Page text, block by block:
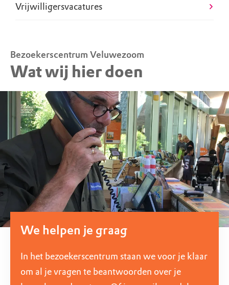
Vrijwilligersvacatures
Bezoekerscentrum Veluwezoom
Wat wij hier doen
We helpen je graag
In het bezoekerscentrum staan we voor je klaar
om al je vragen te beantwoorden over je